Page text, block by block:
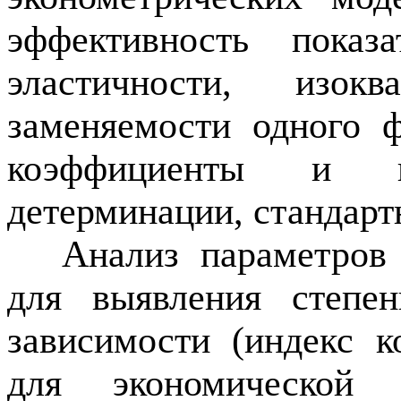
эффективность
эластичности,
заменяемости одного
коэффициенты и
детерминации,
Анализ
для выявления
зависимости (индекс
для экономической